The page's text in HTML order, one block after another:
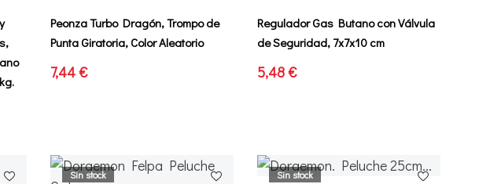
Peonza Turbo Dragón, Trompo de
Punta Giratoria, Color Aleatorio
7,44 €
Regulador Gas Butano con Válvula
de Seguridad, 7x7x10 cm
5,48 €
Sin stock Sin stock